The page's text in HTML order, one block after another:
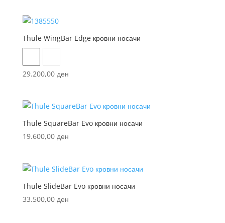
Thule WingBar Edge кровни носачи
29.200,00 ден
Thule SquareBar Evo кровни носачи
19.600,00 ден
Thule SlideBar Evo кровни носачи
33.500,00 ден